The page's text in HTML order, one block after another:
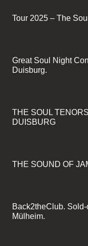
Tour 2025 – The
Great Soul Night
Duisburg.
THE SOUL
DUISBURG
THE SOUND OF
Back2theClub.
Mülheim.